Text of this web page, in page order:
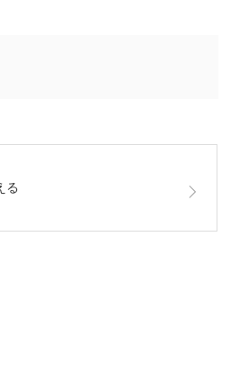
る